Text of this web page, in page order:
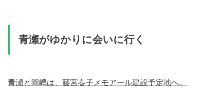
青瀬がゆかりに会いに行く
青瀬と岡嶋は、藤宮春子メモアール建設予定地へ。